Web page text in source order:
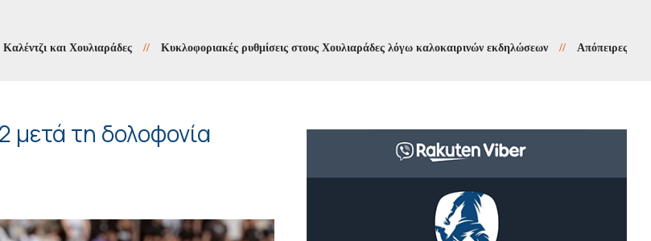
και Χουλιαράδες // Κυκλοφοριακές ρυθμίσεις στους Χουλιαράδες λόγω καλοκαιρινών εκδηλώσεων // Απόπειρες
μετά τη δολοφονία